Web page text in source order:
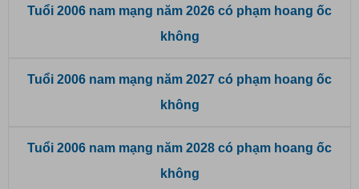
Tuổi 2006 nam mạng năm 2026 có phạm hoang ốc
không
Tuổi 2006 nam mạng năm 2027 có phạm hoang ốc
không
Tuổi 2006 nam mạng năm 2028 có phạm hoang ốc
không